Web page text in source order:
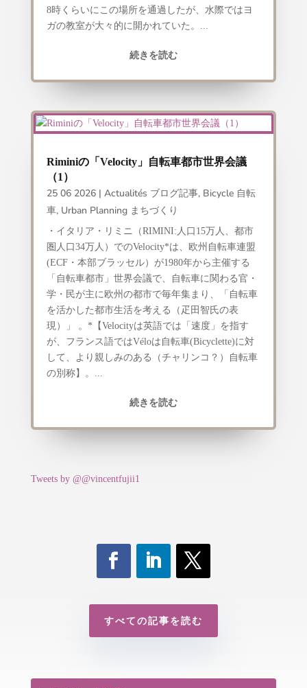
8時くらいにこの場所を通過したが、水際ではヨ
ガの教室が大々的に開かれていた。...
続きを読む
Riminiの「Velocity」自転車都市世界会議
（1）
25 06 2026| Actualités ブログ記事, Bicycle 自転
車, Urban Planning まちづくり
・イタリア・リミニ（RIMINI:人口15万人、都市
圏人口34万人）でのVelocity*は、欧州自転車連盟
(ECF・本部ブラッセル）が1980年から主催する
「自転車都市」世界会議で、自転車に関わる官・
学・民が主に欧州の都市で毎年集まり、「自転車
を活かした都市生活を考える（疋田智氏の表
現）」 。*【Velocityは英語では「速度」を指す
が、フランス語ではVéloは自転車(Bicyclette)に対
して、より親しみのある（チャリンコ？）自転車
の別称】。...
続きを読む
Tweets by @@vincentfujii1
すべての記事を読む